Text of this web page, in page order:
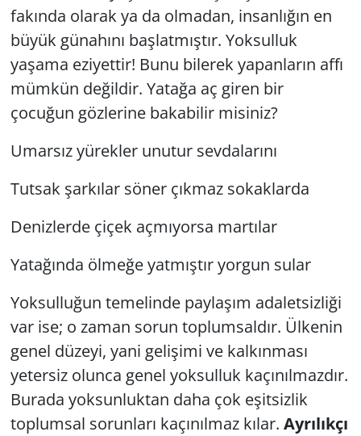
fakında olarak ya da olmadan, insanlığın en
büyük günahını başlatmıştır. Yoksulluk
yaşama eziyettir! Bunu bilerek yapanların affı
mümkün değildir. Yatağa aç giren bir
çocuğun gözlerine bakabilir misiniz?
Umarsız yürekler unutur sevdalarını
Tutsak şarkılar söner çıkmaz sokaklarda
Denizlerde çiçek açmıyorsa martılar
Yatağında ölmeğe yatmıştır yorgun sular
Yoksulluğun temelinde paylaşım adaletsizliği
var ise; o zaman sorun toplumsaldır. Ülkenin
genel düzeyi, yani gelişimi ve kalkınması
yetersiz olunca genel yoksulluk kaçınılmazdır.
Burada yoksunluktan daha çok eşitsizlik
toplumsal sorunları kaçınılmaz kılar. Ayrılıkçı